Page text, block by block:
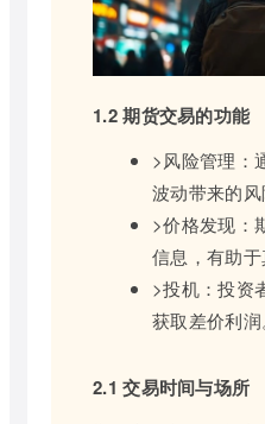
1.2 期货交易的功能
>风险管理：
波动带来的风
>价格发现：
信息，有助于
>投机：投资
获取差价利润
2.1 交易时间与场所